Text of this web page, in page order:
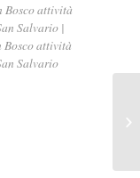
Bosco attività
Salvario |
Bosco attività
Salvario